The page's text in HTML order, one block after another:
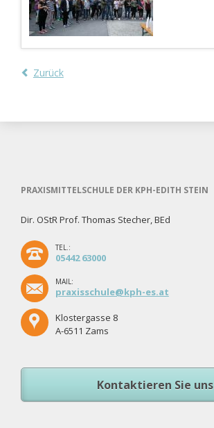
Zurück
PRAXISMITTELSCHULE DER KPH-EDITH STEIN
Dir. OStR Prof. Thomas Stecher, BEd
TEL.:
05442 63000
MAIL:
praxisschule@kph-es.at
Klostergasse 8
A-6511 Zams
Kontaktieren Sie uns